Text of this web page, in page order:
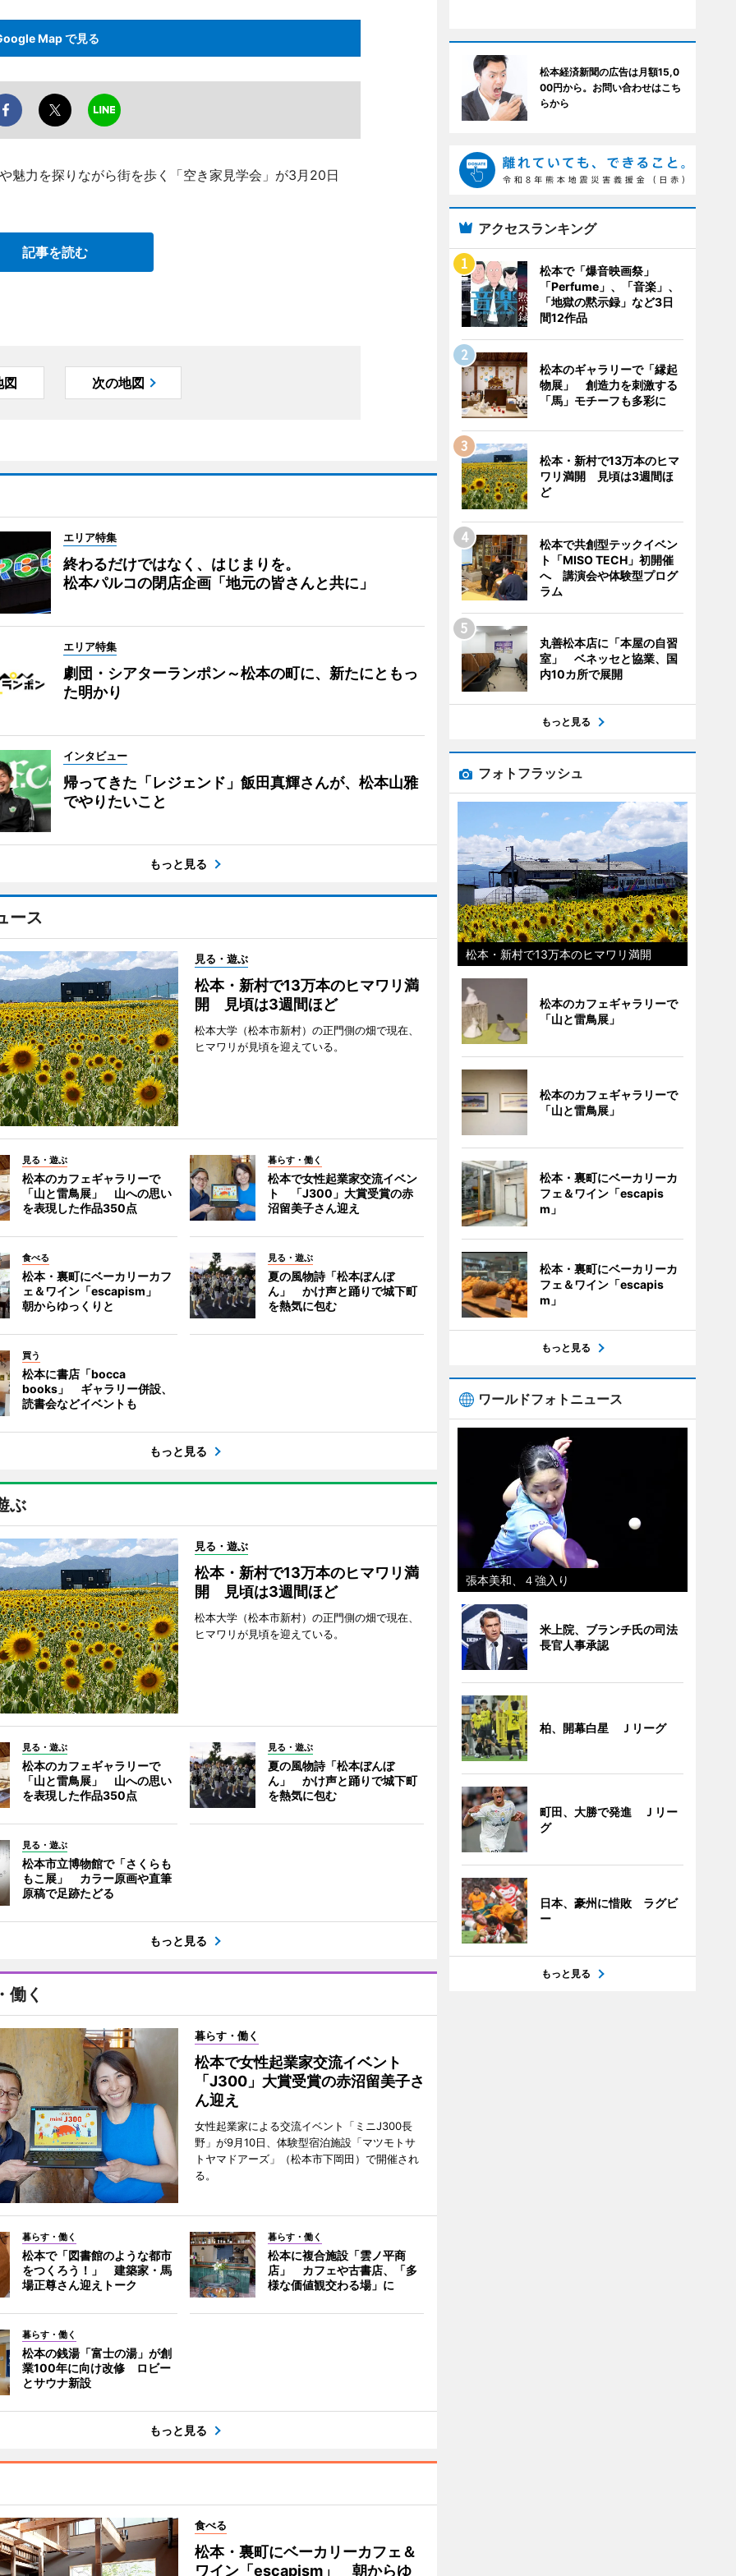
Map で見る
魅力を探りながら街を歩く「空き家見学会」が3月20日
記事を読む
図 次の地図
エリア特集
終わるだけではなく、はじまりを。
松本パルコの閉店企画「地元の皆さんと共に」
エリア特集
劇団・シアターランポン～松本の町に、新たにともっ
た明かり
インタビュー
帰ってきた「レジェンド」飯田真輝さんが、松本山雅
でやりたいこと
もっと見る
ース
見る・遊ぶ
松本・新村で13万本のヒマワリ満
開 見頃は3週間ほど
松本大学（松本市新村）の正門側の畑で現在、
ヒマワリが見頃を迎えている。
見る・遊ぶ
松本のカフェギャラリーで
「山と雷鳥展」 山への思い
を表現した作品350点
暮らす・働く
松本で女性起業家交流イベン
ト 「J300」大賞受賞の赤
沼留美子さん迎え
食べる
松本・裏町にベーカリーカフ
ェ＆ワイン「escapism」
朝からゆっくりと
見る・遊ぶ
夏の風物詩「松本ぼんぼ
ん」 かけ声と踊りで城下町
を熱気に包む
買う
松本に書店「bocca
books」 ギャラリー併設、
読書会などイベントも
もっと見る
ぶ
見る・遊ぶ
松本・新村で13万本のヒマワリ満
開 見頃は3週間ほど
松本大学（松本市新村）の正門側の畑で現在、
ヒマワリが見頃を迎えている。
見る・遊ぶ
松本のカフェギャラリーで
「山と雷鳥展」 山への思い
を表現した作品350点
見る・遊ぶ
夏の風物詩「松本ぼんぼ
ん」 かけ声と踊りで城下町
を熱気に包む
見る・遊ぶ
松本市立博物館で「さくらも
もこ展」 カラー原画や直筆
原稿で足跡たどる
もっと見る
働く
暮らす・働く
松本で女性起業家交流イベント
「J300」大賞受賞の赤沼留美子さ
ん迎え
女性起業家による交流イベント「ミニJ300長
野」が9月10日、体験型宿泊施設「マツモトサ
トヤマドアーズ」（松本市下岡田）で開催され
る。
暮らす・働く
松本で「図書館のような都市
をつくろう！」 建築家・馬
場正尊さん迎えトーク
暮らす・働く
松本に複合施設「雲ノ平商
店」 カフェや古書店、「多
様な価値観交わる場」に
暮らす・働く
松本の銭湯「富士の湯」が創
業100年に向け改修 ロビー
とサウナ新設
もっと見る
食べる
松本・裏町にベーカリーカフェ＆
ワイン「escapism」 朝からゆ
松本経済新聞の広告は月額15,0
00円から。お問い合わせはこち
らから
アクセスランキング
松本で「爆音映画祭」
「Perfume」、「音楽」、
「地獄の黙示録」など3日
間12作品
松本のギャラリーで「縁起
物展」 創造力を刺激する
「馬」モチーフも多彩に
松本・新村で13万本のヒマ
ワリ満開 見頃は3週間ほ
ど
松本で共創型テックイベン
ト「MISO TECH」初開催
へ 講演会や体験型プログ
ラム
丸善松本店に「本屋の自習
室」 ベネッセと協業、国
内10カ所で展開
もっと見る
フォトフラッシュ
松本・新村で13万本のヒマワリ満開
松本のカフェギャラリーで
「山と雷鳥展」
松本のカフェギャラリーで
「山と雷鳥展」
松本・裏町にベーカリーカ
フェ＆ワイン「escapis
m」
松本・裏町にベーカリーカ
フェ＆ワイン「escapis
m」
もっと見る
ワールドフォトニュース
張本美和、４強入り
米上院、ブランチ氏の司法
長官人事承認
柏、開幕白星 Ｊリーグ
町田、大勝で発進 Ｊリー
グ
日本、豪州に惜敗 ラグビ
ー
もっと見る